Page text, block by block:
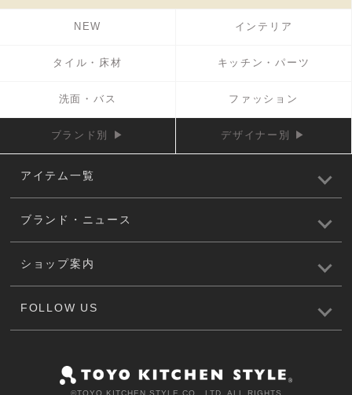
NEW インテリア
タイル・床材 キッチン・パーツ
洗面・バス ファッション
ブランド別 ▶ デザイナー別 ▶
アイテム一覧
ブランド・ニュース
ショップ案内
FOLLOW US
©️TOYO KITCHEN STYLE CO., LTD. ALL RIGHTS